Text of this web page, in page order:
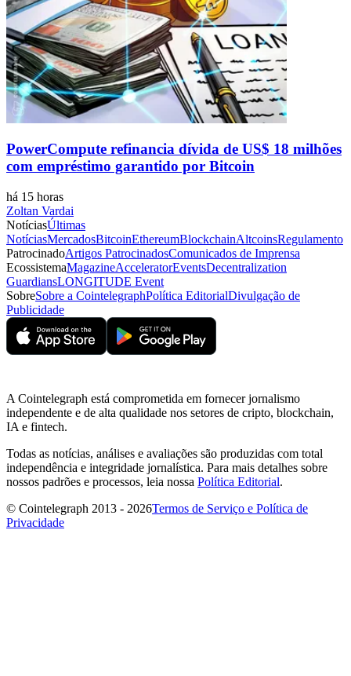
PowerCompute refinancia dívida de US$ 18 milhões
com empréstimo garantido por Bitcoin
há 15 horas
Zoltan Vardai
NotíciasÚltimas
NotíciasMercadosBitcoinEthereumBlockchainAltcoinsRegulamento
PatrocinadoArtigos PatrocinadosComunicados de Imprensa
EcossistemaMagazineAcceleratorEventsDecentralization
GuardiansLONGITUDE Event
SobreSobre a CointelegraphPolítica EditorialDivulgação de
Publicidade
A Cointelegraph está comprometida em fornecer jornalismo
independente e de alta qualidade nos setores de cripto, blockchain,
IA e fintech.
Todas as notícias, análises e avaliações são produzidas com total
independência e integridade jornalística. Para mais detalhes sobre
nossos padrões e processos, leia nossa Política Editorial.
© Cointelegraph 2013 - 2026Termos de Serviço e Política de
Privacidade